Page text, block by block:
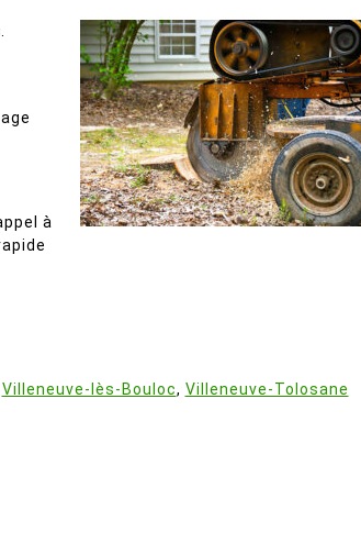
à
Villeneuve-lès-Bouloc, Villeneuve-Tolosane